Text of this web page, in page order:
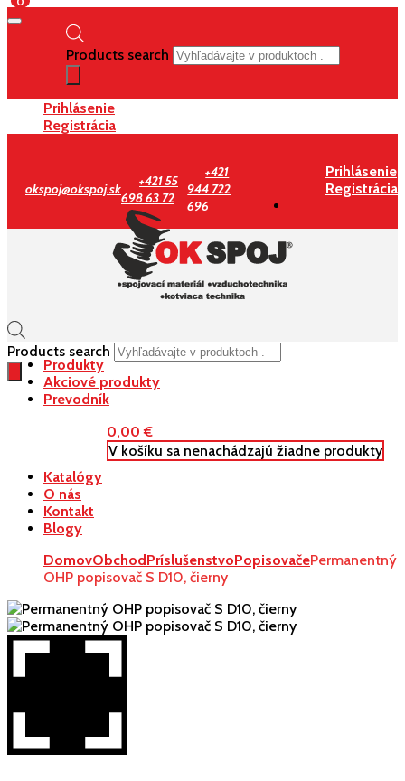
Products search
Prihlásenie
Registrácia
okspoj@okspoj.sk
+421 55
698 63 72
+421
944 722
696
Prihlásenie
Registrácia
Products search
0,00€
V košíku sa nenachádzajú žiadne produkty
Produkty
Akciové produkty
Prevodník
Katalógy
O nás
Kontakt
Blogy
DomovObchodPríslušenstvoPopisovačePermanentný
OHP popisovač S D10, čierny